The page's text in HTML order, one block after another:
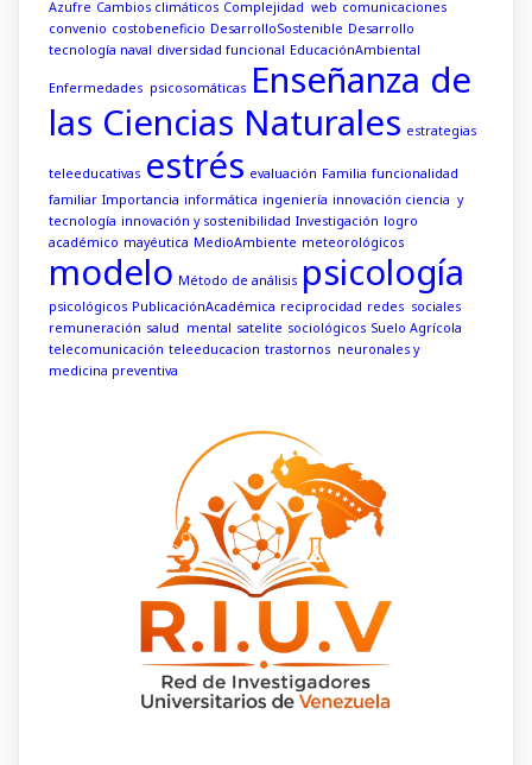
Azufre Cambios climáticos Complejidad web comunicaciones
convenio costobeneficio DesarrolloSostenible Desarrollo
tecnología naval diversidad funcional EducaciónAmbiental
Enfermedades psicosomáticas Enseñanza de
las Ciencias Naturales estrategias
teleeducativas estrés evaluación Familia funcionalidad
familiar Importancia informática ingeniería innovación ciencia y
tecnología innovación y sostenibilidad Investigación logro
académico mayéutica MedioAmbiente meteorológicos
modelo Método de análisis psicología
psicológicos PublicaciónAcadémica reciprocidad redes sociales
remuneración salud mental satelite sociológicos Suelo Agrícola
telecomunicación teleeducacion trastornos neuronales y
medicina preventiva